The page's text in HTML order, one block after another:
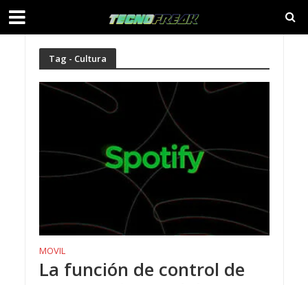
Tag - Cultura
MOVIL
La función de control de